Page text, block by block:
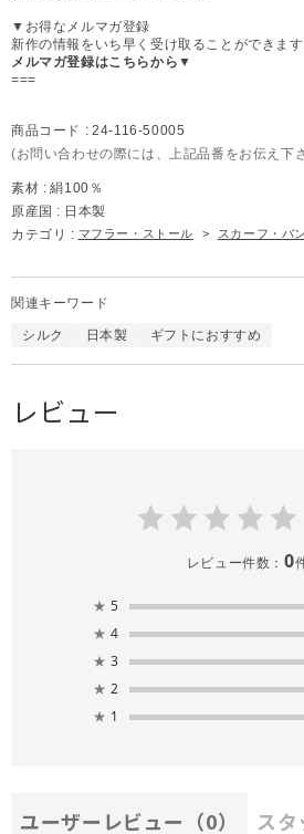
▼お得なメルマガ登録
新作の情報をいち早く受け取ることができます
メルマガ登録はこちらから▼
===
商品コード : 24-116-50005
(お問い合わせの際には、上記品番をお伝え下
素材 : 絹100％
原産国 : 日本製
カテゴリ : マフラー・ストール > スカーフ・バ
関連キーワード
シルク 日本製 ギフトにおすすめ
レビュー
レビュー件数： 0
★ 5
★ 4
★ 3
★ 2
★ 1
ユーザーレビュー （0） ス